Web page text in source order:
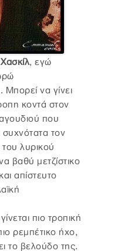
, εγώ
Μπορεί να γίνει
κοντά στον
που
συχνότατα τον
του λυρικού
βαθύ μετζίστικο
απίστευτο
πιο τροπική
ρεμπέτικο ήχο,
το βελούδο της.